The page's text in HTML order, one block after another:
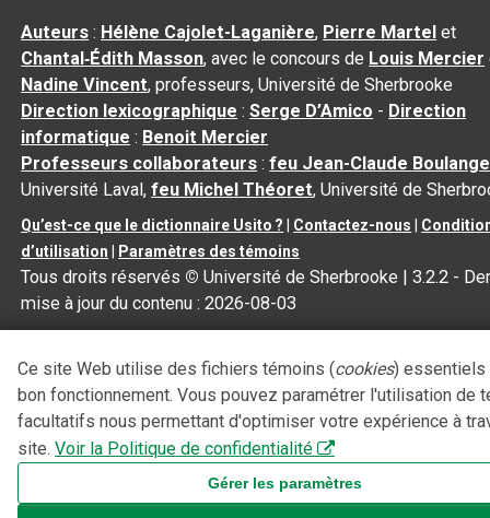
Auteurs : Hélène Cajolet-Laganière, Pierre Martel et
Chantal‑Édith Masson, avec le concours de Louis Mercier
Nadine Vincent, professeurs, Université de Sherbrooke
Direction lexicographique :Serge D’Amico - Direction
informatique : Benoit Mercier
Professeurs collaborateurs :feu Jean-Claude
Université Laval,feu Michel Théoret, Université de
Qu’est-ce que le dictionnaire Usito ? Contactez-nous
d’utilisation
Paramètres des témoins
Tous droits réservés © Université de Sherbrooke |3.2.2 -
mise à jour du contenu :2026-08-03
Ce site Web utilise des fichiers témoins (cookies) essentiels
bon fonctionnement. Vous pouvez paramétrer l'utilisation de
facultatifs nous permettant d'optimiser votre expérience à
site. Voir la Politique de confidentialité
Gérer les paramètres